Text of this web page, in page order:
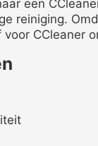
een
reiniging.
CCleaner